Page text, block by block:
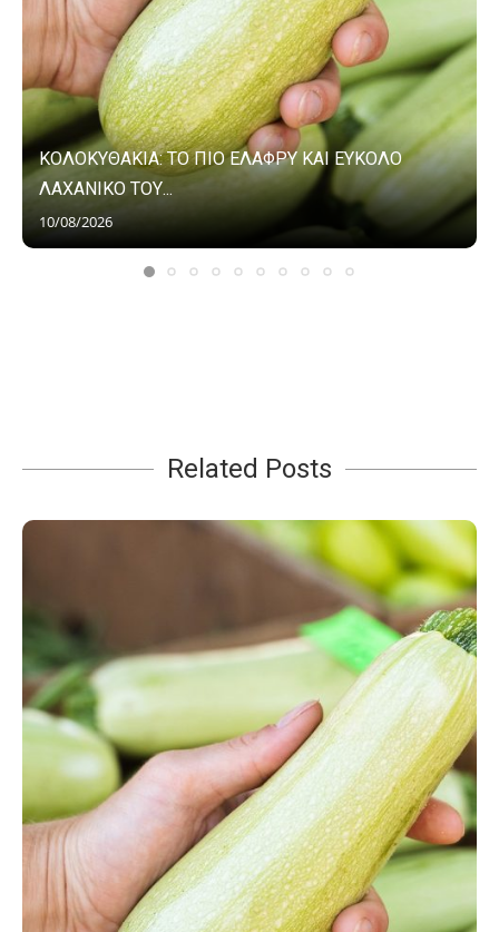
ΚΟΛΟΚΥΘΑΚΙΑ: ΤΟ ΠΙΟ ΕΛΑΦΡΥ ΚΑΙ ΕΥΚΟΛΟ
ΛΑΧΑΝΙΚΟ ΤΟΥ...
10/08/2026
Related Posts